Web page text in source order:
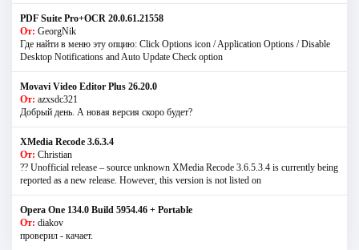
PDF Suite Pro+OCR 20.0.61.21558
От: GeorgNik
Где найти в меню эту опцию: Click Options icon / Application Options / Disable
Desktop Notifications and Auto Update Check option
Movavi Video Editor Plus 26.20.0
От: azxsdc321
Добрый день. А новая версия скоро будет?
XMedia Recode 3.6.3.4
От: Christian
?? Unofficial release – source unknown XMedia Recode 3.6.5.3.4 is currently being
reported as a new release. However, this version is not listed on
Opera One 134.0 Build 5954.46 + Portable
От: diakov
проверил - качает.